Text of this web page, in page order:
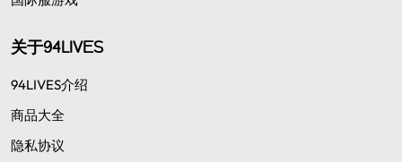
关于94LIVES
94LIVES介绍
商品大全
隐私协议